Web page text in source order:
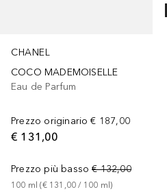
CHANEL
COCO MADEMOISELLE
Eau de Parfum
Prezzo originario € 187,00
€ 131,00
Prezzo più basso € 132,00
100 ml (€ 131,00 / 100 ml)